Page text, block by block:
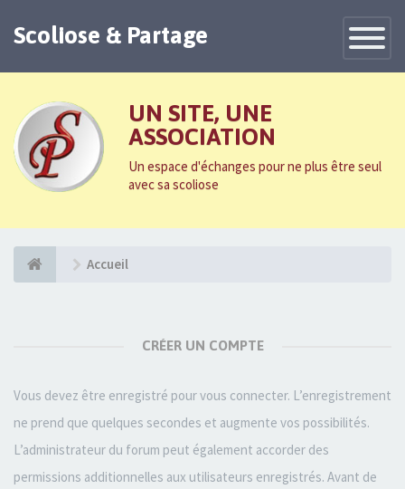
Toggle
Scoliose & Partage
UN SITE, UNE
ASSOCIATION
Un espace d'échanges pour ne plus être seul
avec sa scoliose
Accueil
CRÉER UN COMPTE
Vous devez être enregistré pour vous connecter. L’enregistrement
ne prend que quelques secondes et augmente vos possibilités.
L’administrateur du forum peut également accorder des
permissions additionnelles aux utilisateurs enregistrés. Avant de